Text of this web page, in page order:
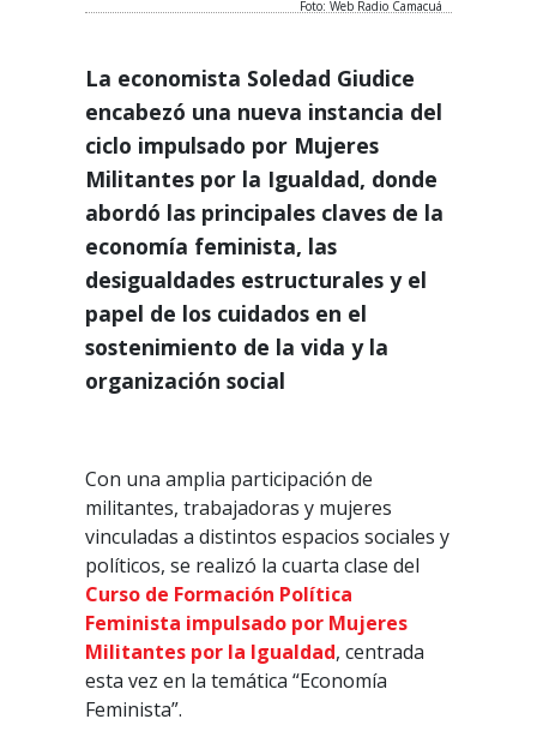
Foto: Web Radio Camacuá
La economista Soledad Giudice
encabezó una nueva instancia del
ciclo impulsado por Mujeres
Militantes por la Igualdad, donde
abordó las principales claves de la
economía feminista, las
desigualdades estructurales y el
papel de los cuidados en el
sostenimiento de la vida y la
organización social
Con una amplia participación de
militantes, trabajadoras y mujeres
vinculadas a distintos espacios sociales y
políticos, se realizó la cuarta clase del
Curso de Formación Política
Feminista impulsado por Mujeres
Militantes por la Igualdad, centrada
esta vez en la temática “Economía
Feminista”.